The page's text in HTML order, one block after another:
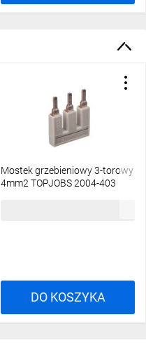
Mostek grzebieniowy 3-torowy
4mm2 TOPJOBS 2004-403
DO KOSZYKA